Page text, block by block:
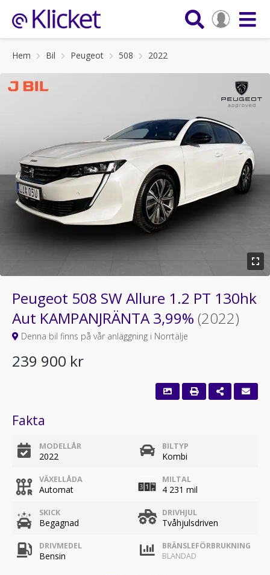
Hem Bil Peugeot 508 2022
Peugeot 508 SW Allure 1.2 PT 130hk
Aut KAMPANJRÄNTA 3,99% (2022)
Denna bil finns på vår anläggning i Norrtälje
239 900 kr
Fakta
MODELLÅR
2022
BILTYP
Kombi
VÄXELLÅDA
Automat
MILTAL
4 231 mil
SKICK
Begagnad
DRIVHJUL
Tvåhjulsdriven
DRIVMEDEL
Bensin
BRÄNSLEFÖRBRUKNING
BLANDAD